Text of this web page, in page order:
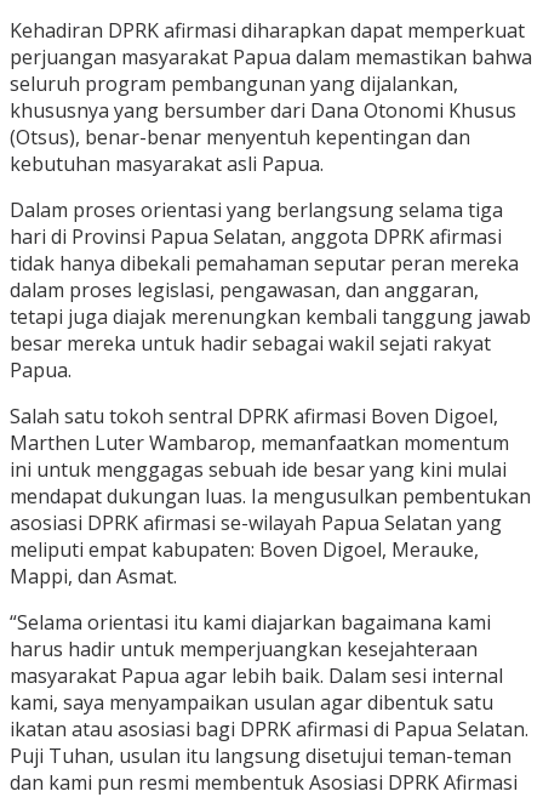
Kehadiran DPRK afirmasi diharapkan dapat memperkuat
perjuangan masyarakat Papua dalam memastikan bahwa
seluruh program pembangunan yang dijalankan,
khususnya yang bersumber dari Dana Otonomi Khusus
(Otsus), benar-benar menyentuh kepentingan dan
kebutuhan masyarakat asli Papua.
Dalam proses orientasi yang berlangsung selama tiga
hari di Provinsi Papua Selatan, anggota DPRK afirmasi
tidak hanya dibekali pemahaman seputar peran mereka
dalam proses legislasi, pengawasan, dan anggaran,
tetapi juga diajak merenungkan kembali tanggung jawab
besar mereka untuk hadir sebagai wakil sejati rakyat
Papua.
Salah satu tokoh sentral DPRK afirmasi Boven Digoel,
Marthen Luter Wambarop, memanfaatkan momentum
ini untuk menggagas sebuah ide besar yang kini mulai
mendapat dukungan luas. Ia mengusulkan pembentukan
asosiasi DPRK afirmasi se-wilayah Papua Selatan yang
meliputi empat kabupaten: Boven Digoel, Merauke,
Mappi, dan Asmat.
“Selama orientasi itu kami diajarkan bagaimana kami
harus hadir untuk memperjuangkan kesejahteraan
masyarakat Papua agar lebih baik. Dalam sesi internal
kami, saya menyampaikan usulan agar dibentuk satu
ikatan atau asosiasi bagi DPRK afirmasi di Papua Selatan.
Puji Tuhan, usulan itu langsung disetujui teman-teman
dan kami pun resmi membentuk Asosiasi DPRK Afirmasi